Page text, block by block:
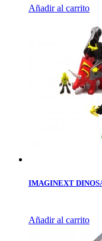
Añadir al carrito
IMAGINEXT
Añadir al carrito